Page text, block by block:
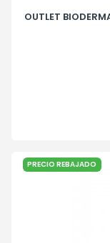
OUTLET
PRECIO REBAJADO